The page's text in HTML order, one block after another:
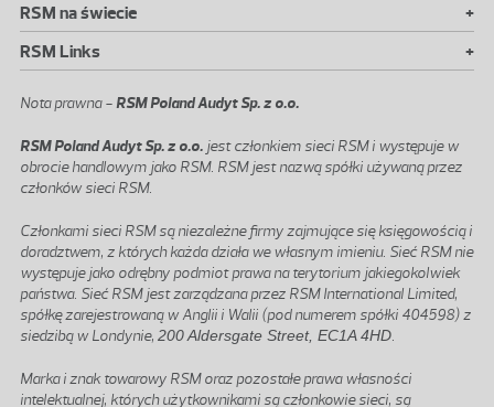
RSM na świecie
+
RSM Links
+
Nota prawna -RSM Poland Audyt Sp. z o.o.
RSM Poland Audyt Sp. z o.o. jest członkiem sieci RSM i występuje w
obrocie handlowym jako RSM. RSM jest nazwą spółki używaną przez
członków sieci RSM.
Członkami sieci RSM są niezależne firmy zajmujące się księgowością i
doradztwem, z których każda działa we własnym imieniu. Sieć RSM nie
występuje jako odrębny podmiot prawa na terytorium jakiegokolwiek
państwa. Sieć RSM jest zarządzana przez RSM International Limited,
spółkę zarejestrowaną w Anglii i Walii (pod numerem spółki 404598) z
siedzibą w Londynie, 200 Aldersgate Street, EC1A 4HD.
Marka i znak towarowy RSM oraz pozostałe prawa własności
intelektualnej, których użytkownikami są członkowie sieci, są